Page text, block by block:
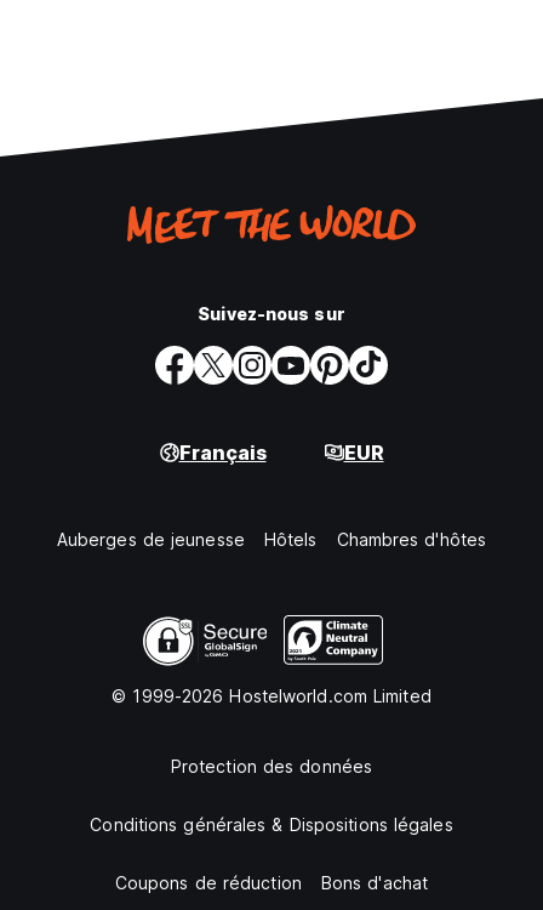
Suivez-nous sur
Français EUR
Auberges de jeunesse Hôtels Chambres d'hôtes
© 1999-2026 Hostelworld.com Limited
Protection des données
Conditions générales & Dispositions légales
Coupons de réduction Bons d'achat